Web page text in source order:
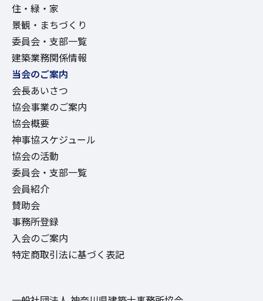
住・緑・家
景観・まちづくり
委員会・支部一覧
建築業務関係情報
当会のご案内
会長あいさつ
協会事業のご案内
協会概要
神事協スケジュール
協会の活動
委員会・支部一覧
会員紹介
賛助会
事務所登録
入会のご案内
特定商取引法に基づく表記